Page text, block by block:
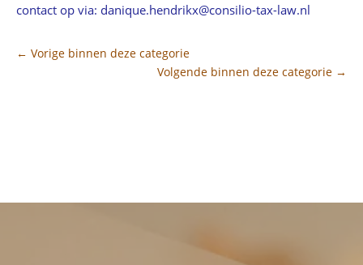
contact op via: ln.wal-xat-oilisnoc@xkirdneh.euqinad
← Vorige binnen deze categorie
Volgende binnen deze categorie →